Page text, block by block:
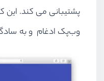
پشتیبانی می کند. این
وب‌پک ادغام و به